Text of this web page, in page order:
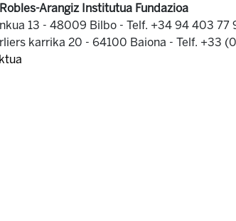
Arangiz Institutua Fundazioa
13 - 48009 Bilbo - Telf. +34 94 403 77
karrika 20 - 64100 Baiona - Telf. +33